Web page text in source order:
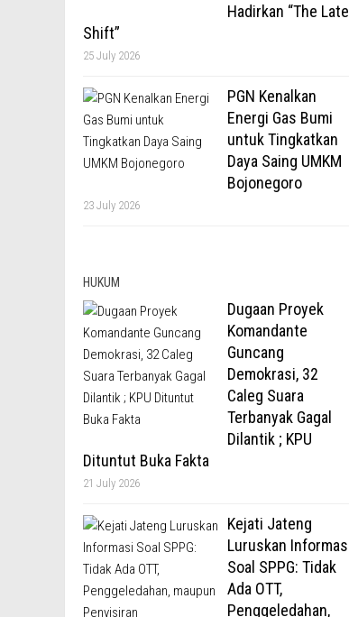
Hadirkan “The Late
Shift”
25 July 2026
PGN Kenalkan
Energi Gas Bumi
untuk Tingkatkan
Daya Saing UMKM
Bojonegoro
23 July 2026
HUKUM
Dugaan Proyek
Komandante
Guncang
Demokrasi, 32
Caleg Suara
Terbanyak Gagal
Dilantik ; KPU
Dituntut Buka Fakta
21 July 2026
Kejati Jateng
Luruskan
Soal SPPG: Tidak
Ada OTT,
Penggeledahan,